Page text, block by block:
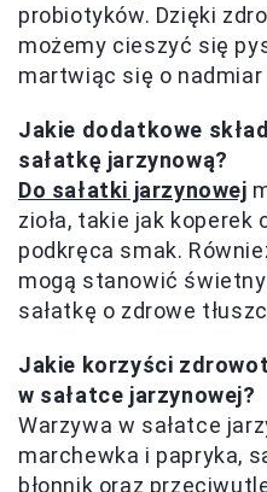
probiotyków. Dzięki
możemy cieszyć się
martwiąc się o nadmiar
Jakie dodatkowe
sałatkę jarzynową?
Do sałatki jarzynowej
zioła, takie jak koperek
podkręca smak.
mogą stanowić
sałatkę o zdrowe
Jakie korzyści
w sałatce jarzynowej?
Warzywa w sałatce
marchewka i papryka,
błonnik oraz